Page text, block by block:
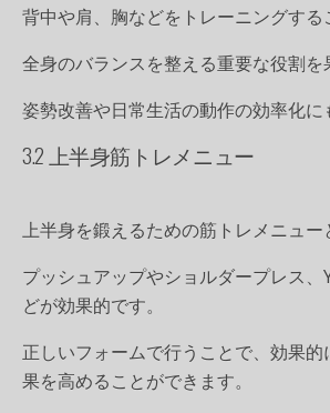
背中や肩、胸などをトレーニングする
全身のバランスを整える重要な役割を
姿勢改善や日常生活の動作の効率化に
3.2 上半身筋トレメニュー
上半身を鍛えるための筋トレメニュー
プッシュアップやショルダープレス、
どが効果的です。
正しいフォームで行うことで、効果
果を高めることができます。